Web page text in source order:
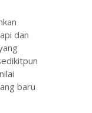
dan
baru